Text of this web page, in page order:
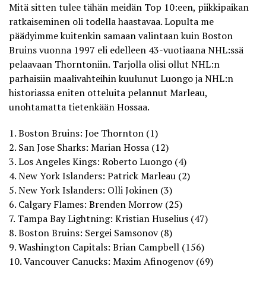
Mitä sitten tulee tähän meidän Top 10:een, piikkipaikan
ratkaiseminen oli todella haastavaa. Lopulta me
päädyimme kuitenkin samaan valintaan kuin Boston
Bruins vuonna 1997 eli edelleen 43-vuotiaana NHL:ssä
pelaavaan Thorntoniin. Tarjolla olisi ollut NHL:n
parhaisiin maalivahteihin kuulunut Luongo ja NHL:n
historiassa eniten otteluita pelannut Marleau,
unohtamatta tietenkään Hossaa.
1. Boston Bruins: Joe Thornton (1)
2. San Jose Sharks: Marian Hossa (12)
3. Los Angeles Kings: Roberto Luongo (4)
4. New York Islanders: Patrick Marleau (2)
5. New York Islanders: Olli Jokinen (3)
6. Calgary Flames: Brenden Morrow (25)
7. Tampa Bay Lightning: Kristian Huselius (47)
8. Boston Bruins: Sergei Samsonov (8)
9. Washington Capitals: Brian Campbell (156)
10. Vancouver Canucks: Maxim Afinogenov (69)